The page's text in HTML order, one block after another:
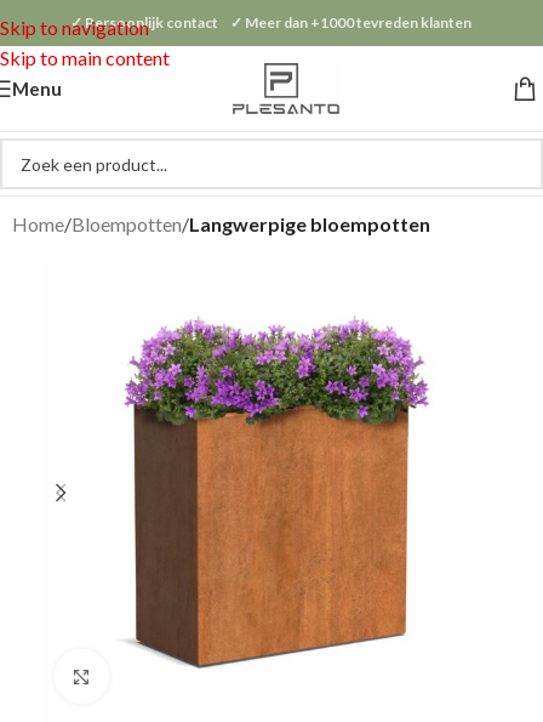
Skip to navigation
Skip to main content
✓ Persoonlijk contact ✓ Meer dan +1000 tevreden klanten
Menu
Home Bloempotten Langwerpige bloempotten